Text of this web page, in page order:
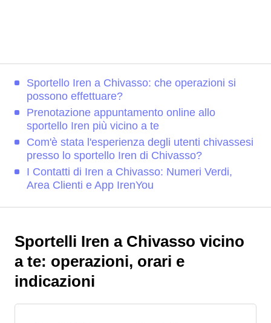
Sportello Iren a Chivasso: che operazioni si
possono effettuare?
Prenotazione appuntamento online allo
sportello Iren più vicino a te
Com'è stata l'esperienza degli utenti chivassesi
presso lo sportello Iren di Chivasso?
I Contatti di Iren a Chivasso: Numeri Verdi,
Area Clienti e App IrenYou
Sportelli Iren a Chivasso vicino
a te: operazioni, orari e
indicazioni